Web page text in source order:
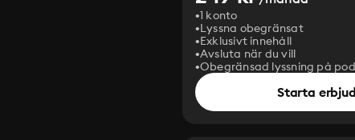
1 konto
Lyssna obegränsat
Exklusivt innehåll
Avsluta när du vill
Obegränsad lyssning på
Starta